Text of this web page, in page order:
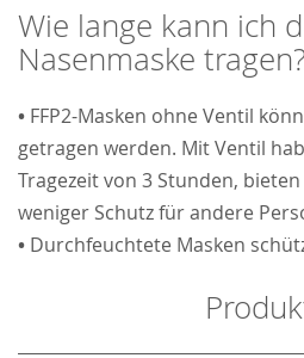
Wie lange kann ich
Nasenmaske tragen?
• FFP2-Masken ohne Ventil
getragen werden. Mit Ventil
Tragezeit von 3 Stunden,
weniger Schutz für andere
• Durchfeuchtete Masken